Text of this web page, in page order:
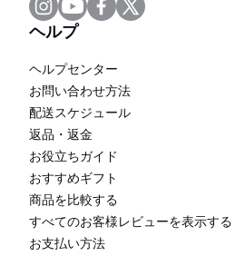
ヘルプ
ヘルプセンター
お問い合わせ方法
配送スケジュール
返品・返金
お役立ちガイド
おすすめギフト
商品を比較する
すべてのお客様レビューを表示する
お支払い方法